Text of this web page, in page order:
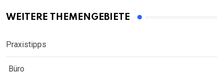
WEITERE THEMENGEBIETE
Praxistipps
Büro